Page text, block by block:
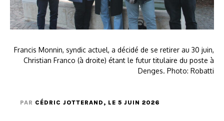
Francis Monnin, syndic actuel, a décidé de se retirer au 30 juin,
Christian Franco (à droite) étant le futur titulaire du poste à
Denges. Photo: Robatti
PAR CÉDRIC JOTTERAND , LE 5 JUIN 2026